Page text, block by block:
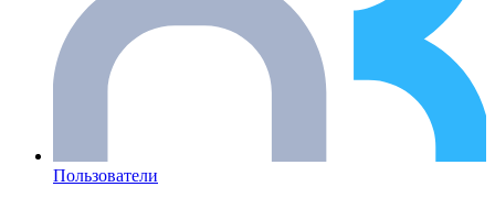
Пользователи